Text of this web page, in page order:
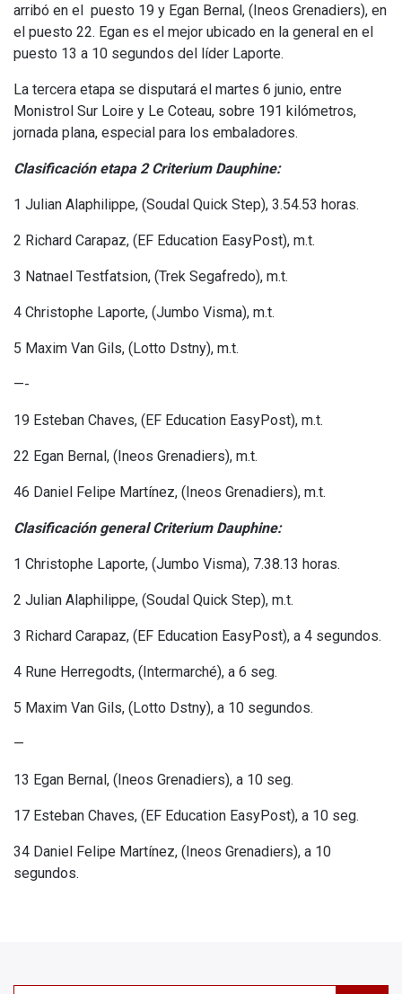
arribó en el puesto 19 y Egan Bernal, (Ineos Grenadiers), en
el puesto 22. Egan es el mejor ubicado en la general en el
puesto 13 a 10 segundos del líder Laporte.
La tercera etapa se disputará el martes 6 junio, entre
Monistrol Sur Loire y Le Coteau, sobre 191 kilómetros,
jornada plana, especial para los embaladores.
Clasificación etapa 2 Criterium Dauphine:
1 Julian Alaphilippe, (Soudal Quick Step), 3.54.53 horas.
2 Richard Carapaz, (EF Education EasyPost), m.t.
3 Natnael Testfatsion, (Trek Segafredo), m.t.
4 Christophe Laporte, (Jumbo Visma), m.t.
5 Maxim Van Gils, (Lotto Dstny), m.t.
—-
19 Esteban Chaves, (EF Education EasyPost), m.t.
22 Egan Bernal, (Ineos Grenadiers), m.t.
46 Daniel Felipe Martínez, (Ineos Grenadiers), m.t.
Clasificación general Criterium Dauphine:
1 Christophe Laporte, (Jumbo Visma), 7.38.13 horas.
2 Julian Alaphilippe, (Soudal Quick Step), m.t.
3 Richard Carapaz, (EF Education EasyPost), a 4 segundos.
4 Rune Herregodts, (Intermarché), a 6 seg.
5 Maxim Van Gils, (Lotto Dstny), a 10 segundos.
—
13 Egan Bernal, (Ineos Grenadiers), a 10 seg.
17 Esteban Chaves, (EF Education EasyPost), a 10 seg.
34 Daniel Felipe Martínez, (Ineos Grenadiers), a 10
segundos.